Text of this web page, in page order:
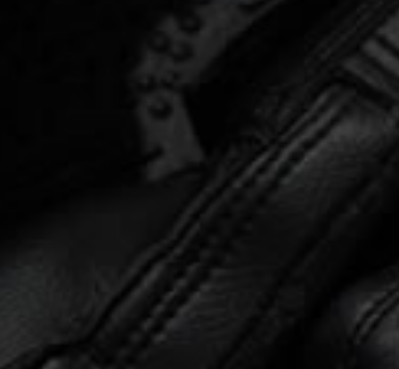
非固定器材:TRX、壺鈴、槓鈴、滑行板、